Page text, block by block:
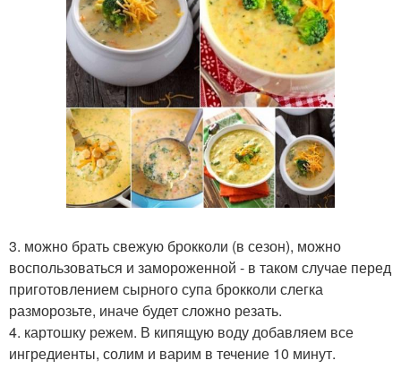
3. можно брать свежую брокколи (в сезон), можно
воспользоваться и замороженной - в таком случае перед
приготовлением сырного супа брокколи слегка
разморозьте, иначе будет сложно резать.
4. картошку режем. В кипящую воду добавляем все
ингредиенты, солим и варим в течение 10 минут.